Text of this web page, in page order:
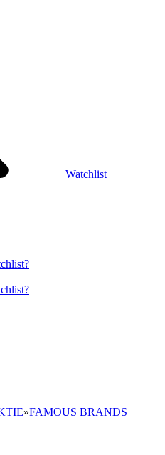
Watchlist
»FAMOUS BRANDS